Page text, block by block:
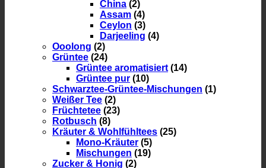
China (2)
Assam (4)
Ceylon (3)
Darjeeling (4)
Ooolong (2)
Grüntee (24)
Grüntee aromatisiert (14)
Grüntee pur (10)
Schwarztee-Grüntee-Mischungen (1)
Weißer Tee (2)
Früchtetee (23)
Rotbusch (8)
Kräuter & Wohlfühltees (25)
Mono-Kräuter (5)
Mischungen (19)
Zucker & Honig (2)